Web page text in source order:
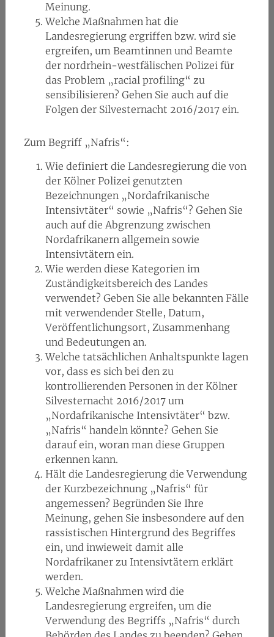
Meinung.
Welche Maßnahmen hat die
Landesregierung ergriffen bzw. wird sie
ergreifen, um Beamtinnen und Beamte
der nordrhein-westfälischen Polizei für
das Problem „racial profiling“ zu
sensibilisieren? Gehen Sie auch auf die
Folgen der Silvesternacht 2016/2017 ein.
Zum Begriff „Nafris“:
Wie definiert die Landesregierung die von
der Kölner Polizei genutzten
Bezeichnungen „Nordafrikanische
Intensivtäter“ sowie „Nafris“? Gehen Sie
auch auf die Abgrenzung zwischen
Nordafrikanern allgemein sowie
Intensivtätern ein.
Wie werden diese Kategorien im
Zuständigkeitsbereich des Landes
verwendet? Geben Sie alle bekannten Fälle
mit verwendender Stelle, Datum,
Veröffentlichungsort, Zusammenhang
und Bedeutungen an.
Welche tatsächlichen Anhaltspunkte lagen
vor, dass es sich bei den zu
kontrollierenden Personen in der Kölner
Silvesternacht 2016/2017 um
„Nordafrikanische Intensivtäter“ bzw.
„Nafris“ handeln könnte? Gehen Sie
darauf ein, woran man diese Gruppen
erkennen kann.
Hält die Landesregierung die Verwendung
der Kurzbezeichnung „Nafris“ für
angemessen? Begründen Sie Ihre
Meinung, gehen Sie insbesondere auf den
rassistischen Hintergrund des Begriffes
ein, und inwieweit damit alle
Nordafrikaner zu Intensivtätern erklärt
werden.
Welche Maßnahmen wird die
Landesregierung ergreifen, um die
Verwendung des Begriffs „Nafris“ durch